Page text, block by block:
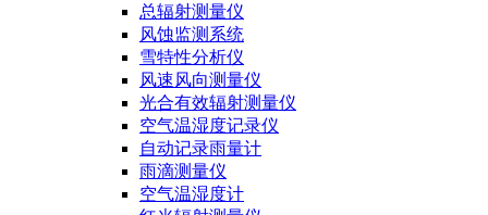
总辐射测量仪
风蚀监测系统
雪特性分析仪
风速风向测量仪
光合有效辐射测量仪
空气温湿度记录仪
自动记录雨量计
雨滴测量仪
空气温湿度计